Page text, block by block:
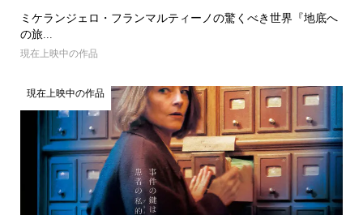
ミケランジェロ・フランマルティーノの驚くべき世界『地底へ
の旅...
現在上映中の作品
現在上映中の作品